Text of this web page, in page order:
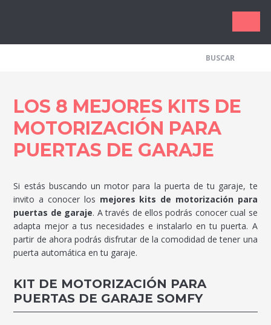
Los
LOS 8 MEJORES KITS DE
MOTORIZACIÓN PARA
PUERTAS DE GARAJE
Si estás buscando un motor para la puerta de tu garaje, te
invito a conocer los mejores kits de motorización para
puertas de garaje. A través de ellos podrás conocer cual se
adapta mejor a tus necesidades e instalarlo en tu puerta. A
partir de ahora podrás disfrutar de la comodidad de tener una
puerta automática en tu garaje.
KIT DE MOTORIZACIÓN PARA
PUERTAS DE GARAJE SOMFY